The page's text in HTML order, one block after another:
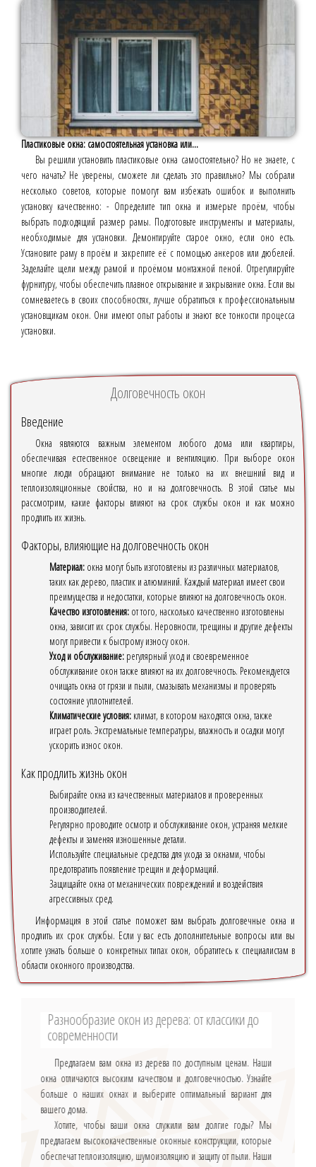
Пластиковые окна: самостоятельная установка или...
Вы решили установить пластиковые окна самостоятельно? Но не знаете, с
чего начать? Не уверены, сможете ли сделать это правильно? Мы собрали
несколько советов, которые помогут вам избежать ошибок и выполнить
установку качественно: - Определите тип окна и измерьте проём, чтобы
выбрать подходящий размер рамы. Подготовьте инструменты и материалы,
необходимые для установки. Демонтируйте старое окно, если оно есть.
Установите раму в проём и закрепите её с помощью анкеров или дюбелей.
Заделайте щели между рамой и проёмом монтажной пеной. Отрегулируйте
фурнитуру, чтобы обеспечить плавное открывание и закрывание окна. Если вы
сомневаетесь в своих способностях, лучше обратиться к профессиональным
установщикам окон. Они имеют опыт работы и знают все тонкости процесса
установки.
Долговечность окон
Введение
Окна являются важным элементом любого дома или квартиры,
обеспечивая естественное освещение и вентиляцию. При выборе окон
многие люди обращают внимание не только на их внешний вид и
теплоизоляционные свойства, но и на долговечность. В этой статье мы
рассмотрим, какие факторы влияют на срок службы окон и как можно
продлить их жизнь.
Факторы, влияющие на долговечность окон
Материал: окна могут быть изготовлены из различных материалов,
таких как дерево, пластик и алюминий. Каждый материал имеет свои
преимущества и недостатки, которые влияют на долговечность окон.
Качество изготовления: от того, насколько качественно изготовлены
окна, зависит их срок службы. Неровности, трещины и другие дефекты
могут привести к быстрому износу окон.
Уход и обслуживание: регулярный уход и своевременное
обслуживание окон также влияют на их долговечность. Рекомендуется
очищать окна от грязи и пыли, смазывать механизмы и проверять
состояние уплотнителей.
Климатические условия: климат, в котором находятся окна, также
играет роль. Экстремальные температуры, влажность и осадки могут
ускорить износ окон.
Как продлить жизнь окон
Выбирайте окна из качественных материалов и проверенных
производителей.
Регулярно проводите осмотр и обслуживание окон, устраняя мелкие
дефекты и заменяя изношенные детали.
Используйте специальные средства для ухода за окнами, чтобы
предотвратить появление трещин и деформаций.
Защищайте окна от механических повреждений и воздействия
агрессивных сред.
Информация в этой статье поможет вам выбрать долговечные окна и
продлить их срок службы. Если у вас есть дополнительные вопросы или вы
хотите узнать больше о конкретных типах окон, обратитесь к специалистам в
области оконного производства.
Разнообразие окон из дерева: от классики до
современности
Предлагаем вам окна из дерева по доступным ценам. Наши
окна отличаются высоким качеством и долговечностью. Узнайте
больше о наших окнах и выберите оптимальный вариант для
вашего дома.
Хотите, чтобы ваши окна служили вам долгие годы? Мы
предлагаем высококачественные оконные конструкции, которые
обеспечат теплоизоляцию, шумоизоляцию и защиту от пыли. Наши